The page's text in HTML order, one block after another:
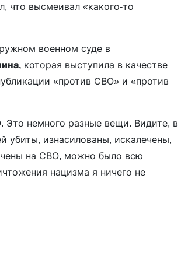
что высмеивал «какого-то
военном суде в
которая выступила в качестве
«против СВО» и «против
немного разные вещи. Видите, в
убиты, изнасилованы, искалечены,
на СВО, можно было всю
нацизма я ничего не